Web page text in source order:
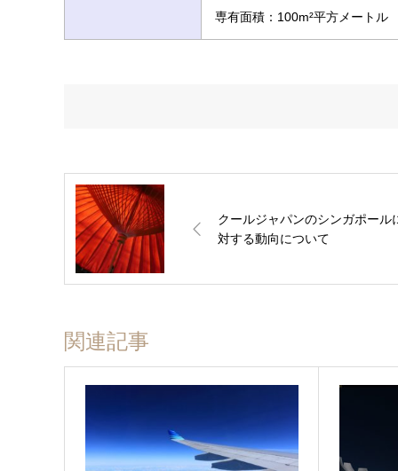
専有面積：100m²平方メートル
クールジャパンのシンガポール
対する動向について
関連記事